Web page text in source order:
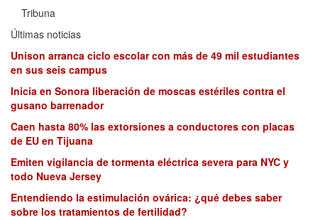
Tribuna
Últimas noticias
Unison arranca ciclo escolar con más de 49 mil estudiantes
en sus seis campus
Inicia en Sonora liberación de moscas estériles contra el
gusano barrenador
Caen hasta 80% las extorsiones a conductores con placas
de EU en Tijuana
Emiten vigilancia de tormenta eléctrica severa para NYC y
todo Nueva Jersey
Entendiendo la estimulación ovárica: ¿qué debes saber
sobre los tratamientos de fertilidad?